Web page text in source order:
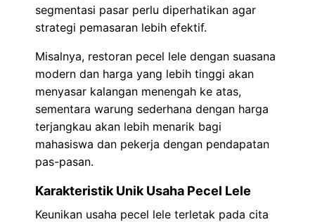
segmentasi pasar perlu diperhatikan agar
strategi pemasaran lebih efektif.
Misalnya, restoran pecel lele dengan suasana
modern dan harga yang lebih tinggi akan
menyasar kalangan menengah ke atas,
sementara warung sederhana dengan harga
terjangkau akan lebih menarik bagi
mahasiswa dan pekerja dengan pendapatan
pas-pasan.
Karakteristik Unik Usaha Pecel Lele
Keunikan usaha pecel lele terletak pada cita